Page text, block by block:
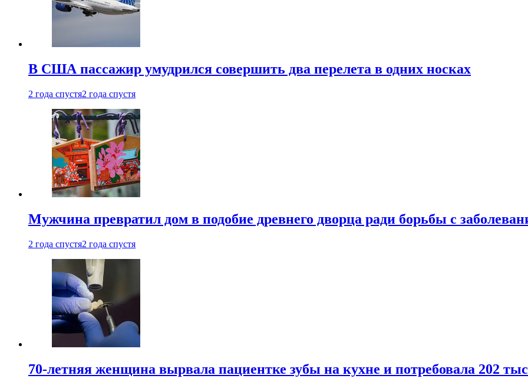
В США пассажир умудрился совершить два перелета в одних носках
2 года спустя2 года спустя
Мужчина превратил дом в подобие древнего дворца ради борьбы с
2 года спустя2 года спустя
70-летняя женщина вырвала пациентке зубы на кухне и потребовала 202